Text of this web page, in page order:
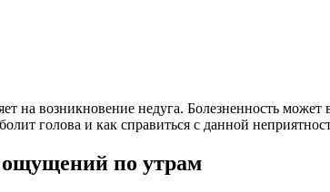
на возникновение недуга. Болезненность
голова и как справиться с данной
по утрам